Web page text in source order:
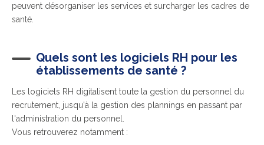
peuvent désorganiser les services et surcharger les cadres de
santé.
Quels sont les logiciels RH pour les
établissements de santé ?
Les logiciels RH digitalisent toute la gestion du personnel du
recrutement, jusqu'à la gestion des plannings en passant par
l'administration du personnel.
Vous retrouverez notamment :